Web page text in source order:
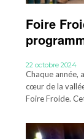
Foire
22 octobre 2024
Chaque année,
cœur de la
Foire Froide.